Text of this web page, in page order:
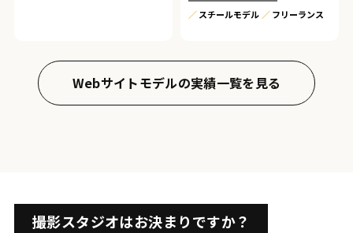
スチールモデル
フリーランス
Webサイトモデルの実績一覧を見る
撮影スタジオはお決まりですか？